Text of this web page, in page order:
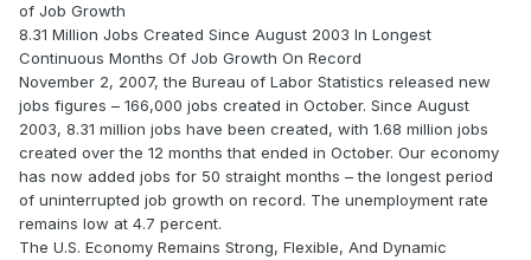
of Job Growth
8.31 Million Jobs Created Since August 2003 In Longest
Continuous Months Of Job Growth On Record
November 2, 2007, the Bureau of Labor Statistics released new
jobs figures – 166,000 jobs created in October. Since August
2003, 8.31 million jobs have been created, with 1.68 million jobs
created over the 12 months that ended in October. Our economy
has now added jobs for 50 straight months – the longest period
of uninterrupted job growth on record. The unemployment rate
remains low at 4.7 percent.
The U.S. Economy Remains Strong, Flexible, And Dynamic